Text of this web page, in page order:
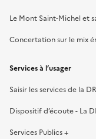
Le Mont Saint-Michel et
Concertation sur le mix
Services à l’usager
Saisir les services de la
Dispositif d’écoute - La
Services Publics +